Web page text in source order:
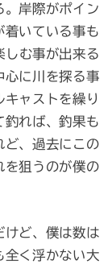
。岸際がポイン
着いている事も
む事が出来る
心に川を探る事
ャストを繰り
釣れば、釣果も
ど、過去にこの
を狙うのが僕の
けど、僕は数は
全く浮かない大